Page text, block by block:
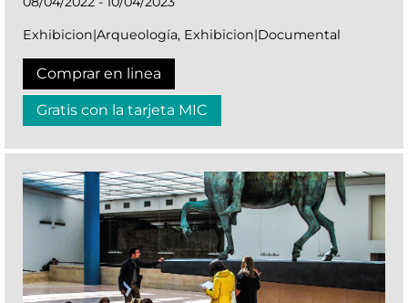
Exhibicion|Arqueología, Exhibicion|Documental
Comprar en linea
Gratis con la tarjeta MIC